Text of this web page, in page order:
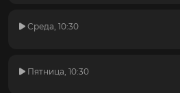
Среда, 10:30
Пятница, 10:30